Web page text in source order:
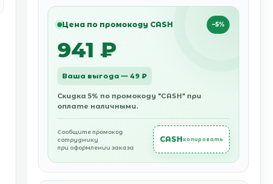
Цена по промокоду CASH −5%
941 ₽
Ваша выгода — 49 ₽
Скидка 5% по промокоду "CASH" при
оплате наличными.
Сообщите промокод
сотруднику
при оформлении заказа
CASH копировать